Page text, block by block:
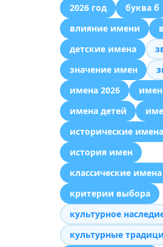
2026 год
буква б
влияние имени
детские имена
значение имен
имена 2026
имена детей
исторические имена
история имен
классические имена
критерии выбора
культурное
культурные